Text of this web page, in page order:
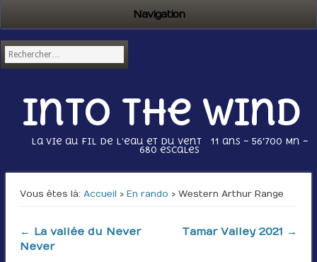
Navigation
Into the wind
La vie au fil de l'eau et du vent 11 ans ~ 56’700 Mn ~
680 escales
Vous êtes là : Accueil › En rando › Western Arthur Range
← La vallée du Never
Never
Tamar Valley 2021 →